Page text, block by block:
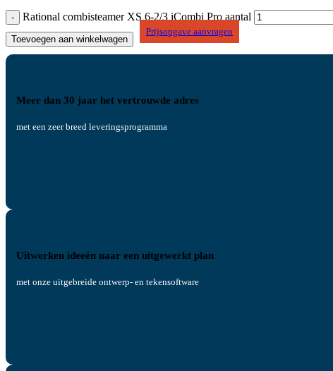
Rational combisteamer XS 6-2/3 iCombi Pro aantal
Toevoegen aan winkelwagen
Prijsopgave aanvragen
Meer dan 30 jaar het vertrouwde adres
met een zeer breed leveringsprogramma
Uitwerken ideeën naar een uitgewerkt plan
met onze uitgebreide ontwerp- en tekensoftware